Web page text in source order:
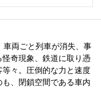
車両ごと列車が消失、事
奇現象、鉄道に取り憑
々。圧倒的な力と速度
、閉鎖空間である車内